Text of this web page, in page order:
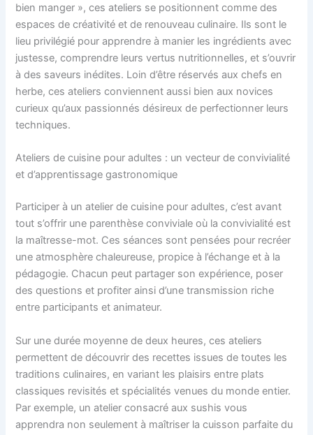
bien manger », ces ateliers se positionnent comme des
espaces de créativité et de renouveau culinaire. Ils sont le
lieu privilégié pour apprendre à manier les ingrédients avec
justesse, comprendre leurs vertus nutritionnelles, et s’ouvrir
à des saveurs inédites. Loin d’être réservés aux chefs en
herbe, ces ateliers conviennent aussi bien aux novices
curieux qu’aux passionnés désireux de perfectionner leurs
techniques.
Ateliers de cuisine pour adultes : un vecteur de convivialité
et d’apprentissage gastronomique
Participer à un atelier de cuisine pour adultes, c’est avant
tout s’offrir une parenthèse conviviale où la convivialité est
la maîtresse-mot. Ces séances sont pensées pour recréer
une atmosphère chaleureuse, propice à l’échange et à la
pédagogie. Chacun peut partager son expérience, poser
des questions et profiter ainsi d’une transmission riche
entre participants et animateur.
Sur une durée moyenne de deux heures, ces ateliers
permettent de découvrir des recettes issues de toutes les
traditions culinaires, en variant les plaisirs entre plats
classiques revisités et spécialités venues du monde entier.
Par exemple, un atelier consacré aux sushis vous
apprendra non seulement à maîtriser la cuisson parfaite du